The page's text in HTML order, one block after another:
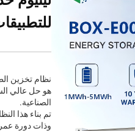
هو حل عالي
الصناعية.
وذات دورة عمر